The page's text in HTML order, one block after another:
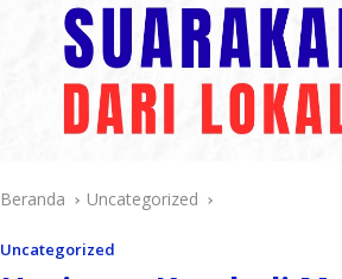
Beranda Uncategorized
Uncategorized